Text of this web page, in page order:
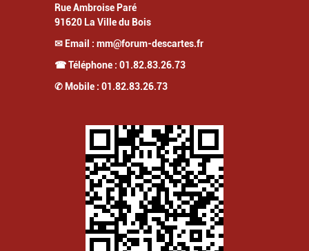
Rue Ambroise Paré
91620 La Ville du Bois
✉ Email : mm@forum-descartes.fr
☎ Téléphone : 01.82.83.26.73
✆ Mobile : 01.82.83.26.73